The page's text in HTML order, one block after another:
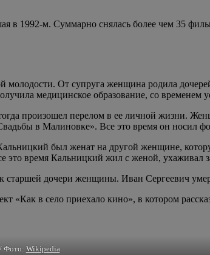
в 1992-м. Суммарно снялась более чем 35
От супруга женщина родила
медицинское образование, со
произошел перелом в ее личной жизни.
в Малиновке». Все это время он носил
был женат на другой женщине,
время Кальницкий жил с женой, ухаживал
дочери женщины. Иван Сергеевич умер
«Как в село приехало кино», в котором
Фото: Wikipedia